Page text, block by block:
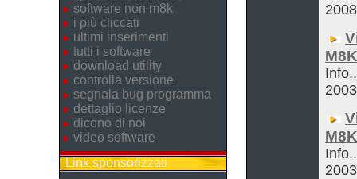
software non m8k
i più cliccati
ultimi inserimenti
tutti i software
download utility
controlla versione
segnala bug programma
dettaglio licenze
dicono di noi
video software
Link sponsorizzati
2008
2003
2003